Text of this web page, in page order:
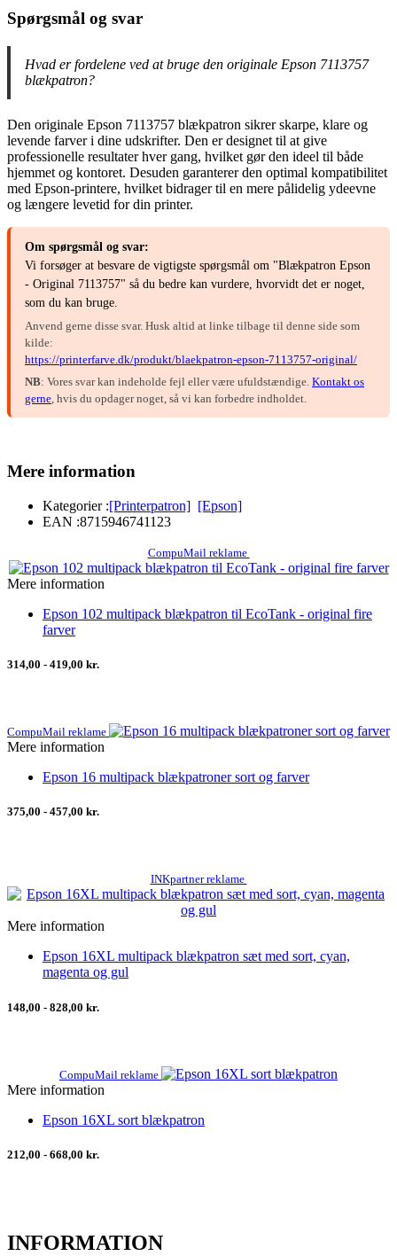
Spørgsmål og svar
Hvad er fordelene ved at bruge den originale Epson 7113757
blækpatron?
Den originale Epson 7113757 blækpatron sikrer skarpe, klare og
levende farver i dine udskrifter. Den er designet til at give
professionelle resultater hver gang, hvilket gør den ideel til både
hjemmet og kontoret. Desuden garanterer den optimal kompatibilitet
med Epson-printere, hvilket bidrager til en mere pålidelig ydeevne
og længere levetid for din printer.
Om spørgsmål og svar:
Vi forsøger at besvare de vigtigste spørgsmål om "Blækpatron Epson
- Original 7113757" så du bedre kan vurdere, hvorvidt det er noget,
som du kan bruge.
Anvend gerne disse svar. Husk altid at linke tilbage til denne side som
kilde:
https://printerfarve.dk/produkt/blaekpatron-epson-7113757-original/
NB: Vores svar kan indeholde fejl eller være ufuldstændige. Kontakt os
gerne, hvis du opdager noget, så vi kan forbedre indholdet.
Mere information
Kategorier :[Printerpatron] [Epson]
EAN :8715946741123
CompuMail reklame
Mere information
Epson 102 multipack blækpatron til EcoTank - original fire
farver
314,00 - 419,00 kr.
CompuMail reklame
Mere information
Epson 16 multipack blækpatroner sort og farver
375,00 - 457,00 kr.
INKpartner reklame
Mere information
Epson 16XL multipack blækpatron sæt med sort, cyan,
magenta og gul
148,00 - 828,00 kr.
CompuMail reklame
Mere information
Epson 16XL sort blækpatron
212,00 - 668,00 kr.
INFORMATION